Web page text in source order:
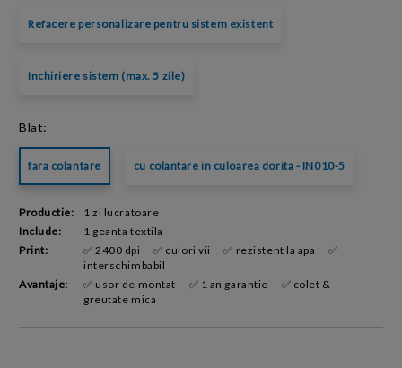
Refacere personalizare pentru sistem existent
Inchiriere sistem (max. 5 zile)
Blat:
fara colantare cu colantare in culoarea dorita - IN010-5
Productie:
1 zi lucratoare
Include:
1 geanta textila
Print:
✅ 2400 dpi ✅ culori vii ✅ rezistent la apa
✅
interschimbabil
Avantaje:
✅ usor de montat ✅ 1 an garantie
✅ colet &
greutate mica